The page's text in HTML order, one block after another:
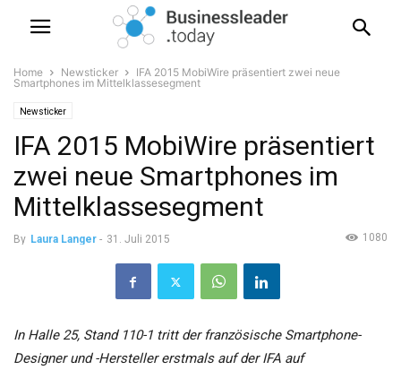
Home Newsticker
IFA 2015 MobiWire präsentiert zwei neue
Smartphones im Mittelklassesegment
Newsticker
IFA 2015 MobiWire präsentiert
zwei neue Smartphones im
Mittelklassesegment
By Laura Langer - 31. Juli 2015 1080
In Halle 25, Stand 110-1 tritt der französische Smartphone-
Designer und -Hersteller erstmals auf der IFA auf